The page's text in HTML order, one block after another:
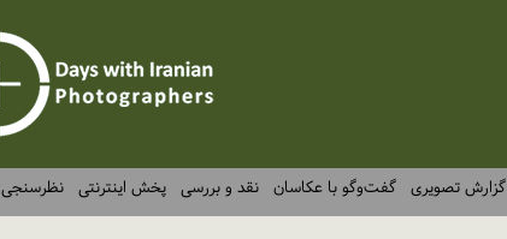
گزارش تصویری گفت‌وگو با عکاسان نقد و بررسی پخش اینترنتی نظرسنجی